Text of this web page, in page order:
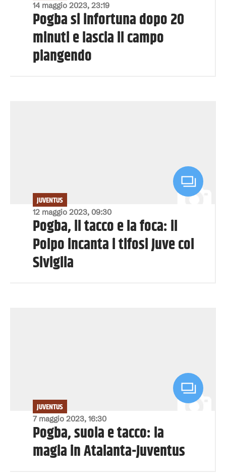
14 maggio 2023, 23:19
Pogba si infortuna dopo 20
minuti e lascia il campo
piangendo
12 maggio 2023, 09:30
JUVENTUS
Pogba, il tacco e la foca: il
Polpo incanta i tifosi Juve col
Siviglia
7 maggio 2023, 16:30
JUVENTUS
Pogba, suola e tacco: la
magia in Atalanta-Juventus